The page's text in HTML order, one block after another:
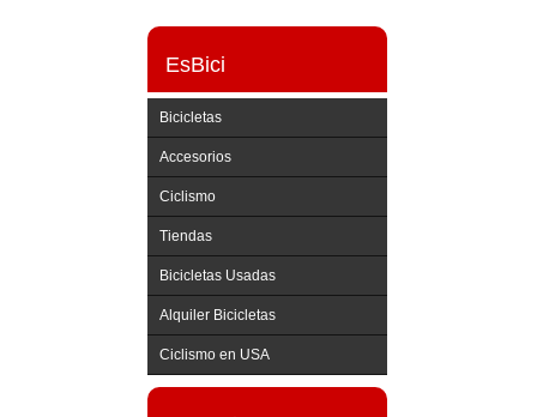
EsBici
Bicicletas
Accesorios
Ciclismo
Tiendas
Bicicletas Usadas
Alquiler Bicicletas
Ciclismo en USA